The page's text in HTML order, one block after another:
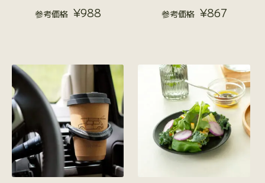
¥988 ¥867